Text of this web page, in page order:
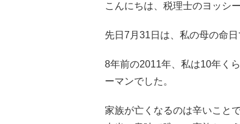
こんにちは、税理士のヨッシー
先日7月31日は、私の母の命
8年前の2011年、私は10年く
ーマンでした。
家族が亡くなるのは辛いこと